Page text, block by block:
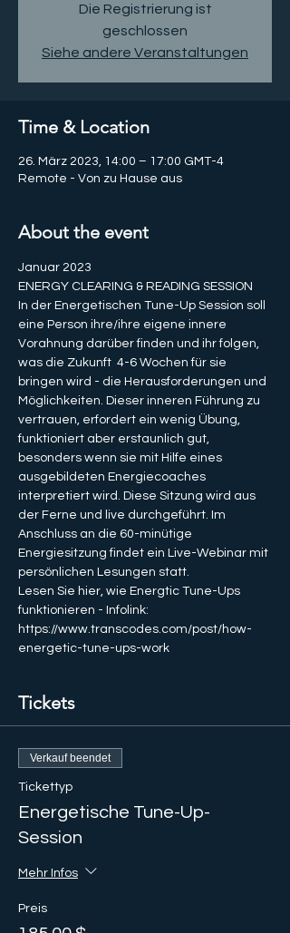
Die Registrierung ist
geschlossen
Siehe andere Veranstaltungen
Time & Location
26. März 2023, 14:00 – 17:00 GMT-4
Remote - Von zu Hause aus
About the event
Januar 2023
ENERGY CLEARING & READING SESSION
In der Energetischen Tune-Up Session soll
eine Person ihre/ihre eigene innere
Vorahnung darüber finden und ihr folgen,
was die Zukunft  4-6 Wochen für sie
bringen wird - die Herausforderungen und
Möglichkeiten. Dieser inneren Führung zu
vertrauen, erfordert ein wenig Übung,
funktioniert aber erstaunlich gut,
besonders wenn sie mit Hilfe eines
ausgebildeten Energiecoaches
interpretiert wird. Diese Sitzung wird aus
der Ferne und live durchgeführt. Im
Anschluss an die 60-minütige
Energiesitzung findet ein Live-Webinar mit
persönlichen Lesungen statt.
Lesen Sie hier, wie Energtic Tune-Ups
funktionieren - Infolink:
https://www.transcodes.com/post/how-
energetic-tune-ups-work
Tickets
Verkauf beendet
Tickettyp
Energetische Tune-Up-
Session
Mehr Infos
Preis